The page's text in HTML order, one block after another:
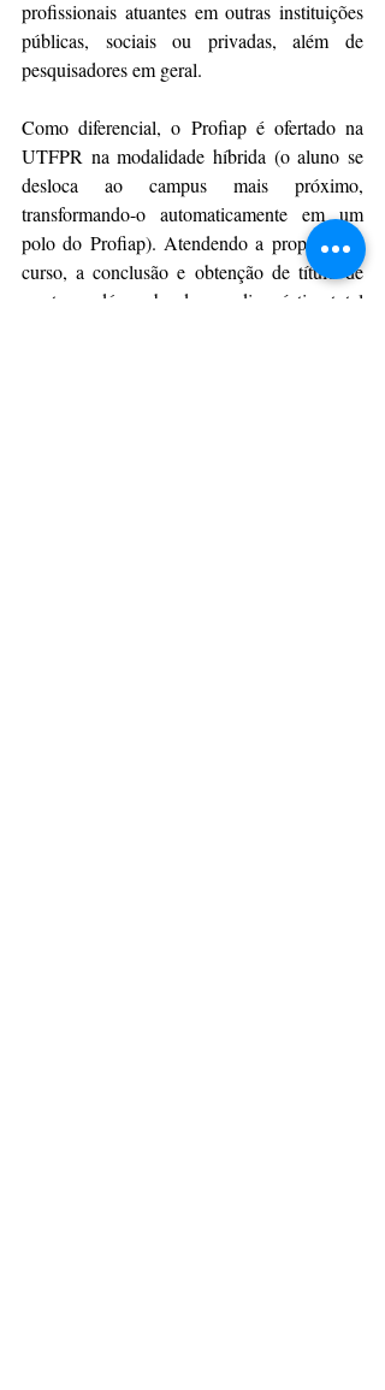
profissionais atuantes em outras instituições
públicas, sociais ou privadas, além de
pesquisadores em geral.
Como diferencial, o Profiap é ofertado na
UTFPR na modalidade híbrida (o aluno se
desloca ao campus mais próximo,
transformando-o automaticamente em um
polo do Profiap). Atendendo a proposta do
curso, a conclusão e obtenção de título de
mestre se dá ao abordar um diagnóstico total